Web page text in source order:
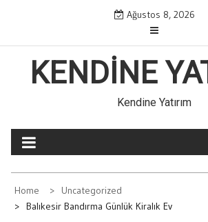
content
Ağustos 8, 2026
KENDINE
Kendine Yatırım
Home
Uncategorized
Balıkesir Bandırma Günlük Kiralık Ev